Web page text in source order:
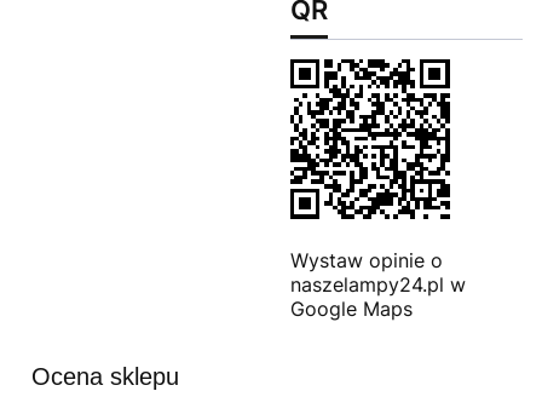
QR
Wystaw opinie o
naszelampy24.pl w
Google Maps
Ocena sklepu